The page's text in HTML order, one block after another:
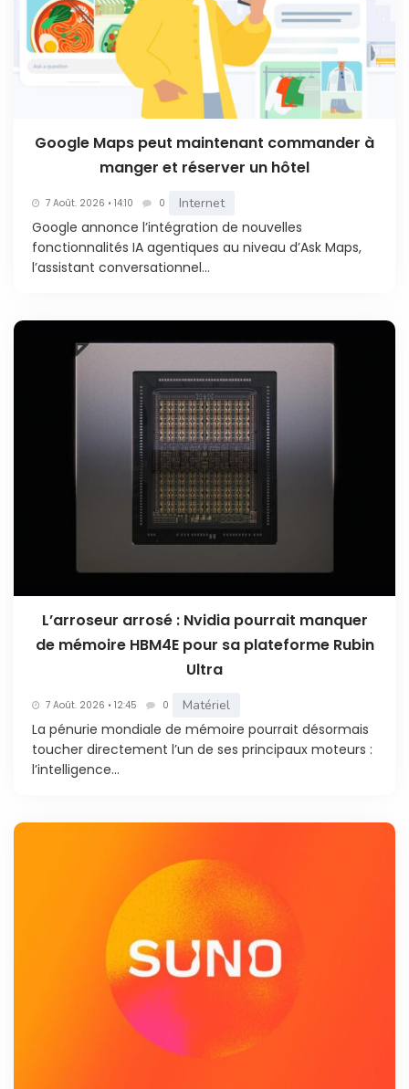
Google Maps peut maintenant commander à
manger et réserver un hôtel
7 Août. 2026 • 14:10 0 Internet
Google annonce l’intégration de nouvelles
fonctionnalités IA agentiques au niveau d’Ask Maps,
l’assistant conversationnel...
L’arroseur arrosé : Nvidia pourrait manquer
de mémoire HBM4E pour sa plateforme Rubin
Ultra
7 Août. 2026 • 12:45 0 Matériel
La pénurie mondiale de mémoire pourrait désormais
toucher directement l’un de ses principaux moteurs :
l’intelligence...